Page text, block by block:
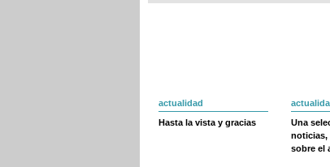
actualidad
Hasta la vista y gracias
Una
noticias,
sobre el